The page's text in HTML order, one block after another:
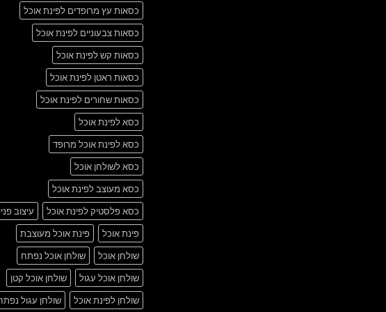
כסאות עץ מרופדים לפינת אוכל
כסאות צבעוניים לפינת אוכל
כסאות קש לפינת אוכל
כסאות ראטן לפינת אוכל
כסאות שחורים לפינת אוכל
כסא לפינת אוכל
כסא לפינת אוכל מרופד
כסא לשולחן אוכל
כסא מעוצב לפינת אוכל
כסא פלסטיק לפינת אוכל
עיצוב
פינת אוכל
פינת אוכל מעוצבת
שולחן אוכל
שולחן אוכל נפתח
שולחן אוכל עגול
שולחן אוכל קטן
שולחן לפינת אוכל
שולחן עגול